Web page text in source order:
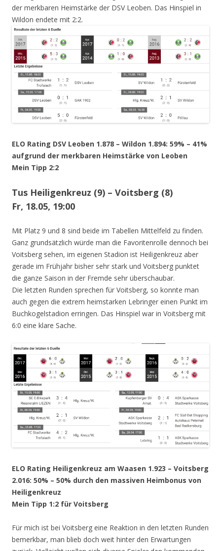
der merkbaren Heimstärke der DSV Leoben. Das Hinspiel in
Wildon endete mit 2:2.
ELO Rating DSV Leoben 1.878 – Wildon 1.894: 59% – 41%
aufgrund der merkbaren Heimstärke von Leoben
Mein Tipp 2:2
Tus Heiligenkreuz (9) – Voitsberg (8)
Fr, 18.05, 19:00
Mit Platz 9 und 8 sind beide im Tabellen Mittelfeld zu finden.
Ganz grundsätzlich würde man die Favoritenrolle dennoch bei
Voitsberg sehen, im eigenen Stadion ist Heiligenkreuz aber
gerade im Frühjahr bisher sehr stark und Voitsberg punktet
die ganze Saison in der Fremde sehr überschaubar.
Die letzten Runden sprechen für Voitsberg, so konnte man
auch gegen die extrem heimstarken Lebringer einen Punkt im
Buchkogelstadion erringen. Das Hinspiel war in Voitsberg mit
6:0 eine klare Sache.
ELO Rating Heiligenkreuz am Waasen 1.923 – Voitsberg
2.016: 50% – 50% durch den massiven Heimbonus von
Heiligenkreuz
Mein Tipp 1:2 für Voitsberg
Für mich ist bei Voitsberg eine Reaktion in den letzten Runden
bemerkbar, man blieb doch weit hinter den Erwartungen